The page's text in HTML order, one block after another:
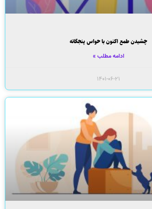
چشیدن طمع اکنون با حواس پنجگانه
ادامه مطلب »
۱۴۰۱-۰۶-۲۱